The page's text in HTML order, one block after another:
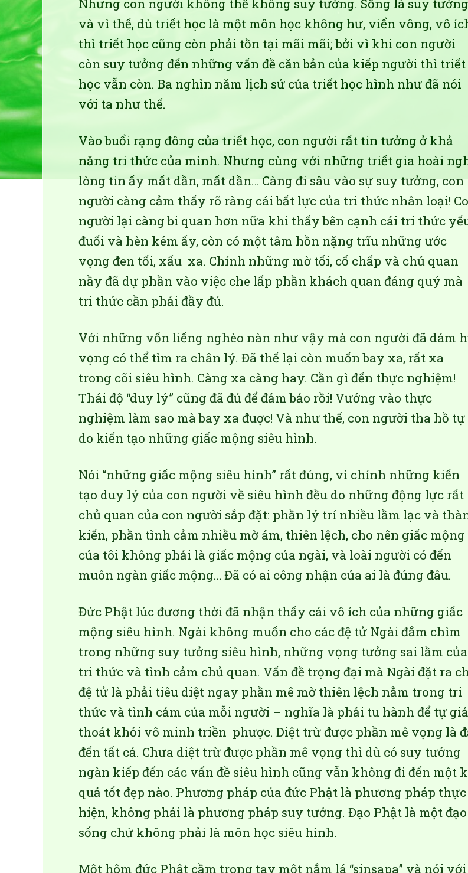
Nhưng con người không thể không suy tưởng. Sống là suy
và vì thế, dù triết học là một môn học không hư, viển vông, vô
thì triết học cũng còn phải tồn tại mãi mãi; bởi vì khi con người
còn suy tưởng đến những vấn đề căn bản của kiếp người thì triết
học vẫn còn. Ba nghìn năm lịch sử của triết học hình như đã nói
với ta như thế.
Vào buổi rạng đông của triết học, con người rất tin tưởng ở khả
năng tri thức của mình. Nhưng cùng với những triết gia hoài
lòng tin ấy mất dần, mất dần… Càng đi sâu vào sự suy tưởng, con
người càng cảm thấy rõ ràng cái bất lực của tri thức nhân loại!
người lại càng bi quan hơn nữa khi thấy bên cạnh cái tri thức
đuối và hèn kém ấy, còn có một tâm hồn nặng trĩu những ước
vọng đen tối, xấu xa. Chính những mờ tối, cố chấp và chủ quan
nầy đã dự phần vào việc che lấp phần khách quan đáng quý mà
tri thức cần phải đầy đủ.
Với những vốn liếng nghèo nàn như vậy mà con người đã dám
vọng có thể tìm ra chân lý. Đã thế lại còn muốn bay xa, rất xa
trong cõi siêu hình. Càng xa càng hay. Cần gì đến thực nghiệm!
Thái độ “duy lý” cũng đã đủ để đảm bảo rồi! Vướng vào thực
nghiệm làm sao mà bay xa đuợc! Và như thế, con người tha hồ tự
do kiến tạo những giấc mộng siêu hình.
Nói “những giấc mộng siêu hình” rất đúng, vì chính những kiến
tạo duy lý của con người về siêu hình đều do những động lực rất
chủ quan của con người sắp đặt: phần lý trí nhiều lầm lạc và
kiến, phần tình cảm nhiều mờ ám, thiên lệch, cho nên giấc mộng
của tôi không phải là giấc mộng của ngài, và loài người có đến
muôn ngàn giấc mộng… Đã có ai công nhận của ai là đúng đâu.
Đức Phật lúc đương thời đã nhận thấy cái vô ích của những giấc
mộng siêu hình. Ngài không muốn cho các đệ tử Ngài đắm chìm
trong những suy tưởng siêu hình, những vọng tưởng sai lầm của
tri thức và tình cảm chủ quan. Vấn đề trọng đại mà Ngài đặt ra
đệ tử là phải tiêu diệt ngay phần mê mờ thiên lệch nằm trong tri
thức và tình cảm của mỗi người – nghĩa là phải tu hành để tự
thoát khỏi vô minh triền phược. Diệt trừ được phần mê vọng là
đến tất cả. Chưa diệt trừ được phần mê vọng thì dù có suy tưởng
ngàn kiếp đến các vấn đề siêu hình cũng vẫn không đi đến một
quả tốt đẹp nào. Phương pháp của đức Phật là phương pháp thực
hiện, không phải là phương pháp suy tưởng. Đạo Phật là một đạo
sống chứ không phải là môn học siêu hình.
Một hôm đức Phật cầm trong tay một nắm lá “sinsapa” và nói với